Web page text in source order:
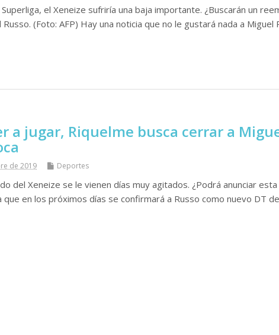
el Xeneize sufriría una baja importante. ¿Buscarán un
(Foto: AFP) Hay una noticia que no le gustará nada a Miguel
a jugar, Riquelme busca cerrar a
de 2019 Deportes
del Xeneize se le vienen días muy agitados. ¿Podrá anunciar
en los próximos días se confirmará a Russo como nuevo DT